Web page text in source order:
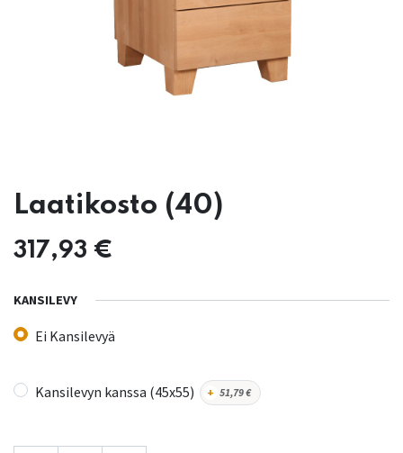
Laatikosto (40)
317,93 €
KANSILEVY
Ei Kansilevyä
Kansilevyn kanssa (45x55) + 51,79€